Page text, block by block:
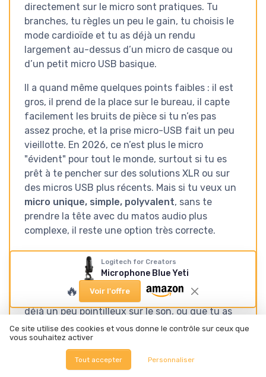
directement sur le micro sont pratiques. Tu
branches, tu règles un peu le gain, tu choisis le
mode cardioïde et tu as déjà un rendu
largement au-dessus d’un micro de casque ou
d’un petit micro USB basique.
Il a quand même quelques points faibles : il est
gros, il prend de la place sur le bureau, il capte
facilement les bruits de pièce si tu n’es pas
assez proche, et la prise micro-USB fait un peu
vieillotte. En 2026, ce n’est plus le micro
"évident" pour tout le monde, surtout si tu es
prêt à te pencher sur des solutions XLR ou sur
des micros USB plus récents. Mais si tu veux un
micro unique, simple, polyvalent, sans te
prendre la tête avec du matos audio plus
complexe, il reste une option très correcte.
Je le conseillerais clairement à quelqu’un qui
veut passer un cap sérieux par rapport à un
micro de casque, qui veut un truc robuste et qui
ne compte pas monter tout un studio. Si tu es
déjà un peu pointilleux sur le son, ou que tu as
une pièce bruyante et que tu veux quelque
chose de plus contrôlé, là tu peux regarder
d’autres solutions. En résumé : bon produit,
efficace, pas parfait, mais fiable et cohérent
Logitech for Creators
Microphone Blue Yeti
🔥 Voir l'offre
Ce site utilise des cookies et vous donne le contrôle sur ceux que
vous souhaitez activer
Tout accepter Personnaliser